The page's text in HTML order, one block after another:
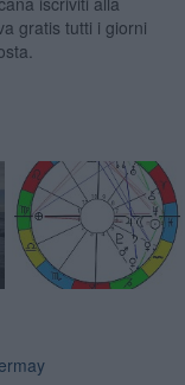
gratis tutti i giorni